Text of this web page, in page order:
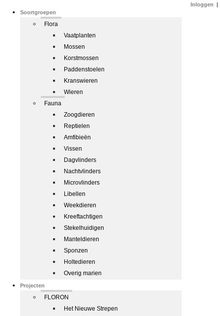
Soortgroepen
Flora
Vaatplanten
Mossen
Korstmossen
Paddenstoelen
Kranswieren
Wieren
Fauna
Zoogdieren
Reptielen
Amfibieën
Vissen
Dagvlinders
Nachtvlinders
Microvlinders
Libellen
Weekdieren
Kreeftachtigen
Stekelhuidigen
Manteldieren
Sponzen
Holtedieren
Overig marien
Projecten
FLORON
Het Nieuwe Strepen
Inloggen |